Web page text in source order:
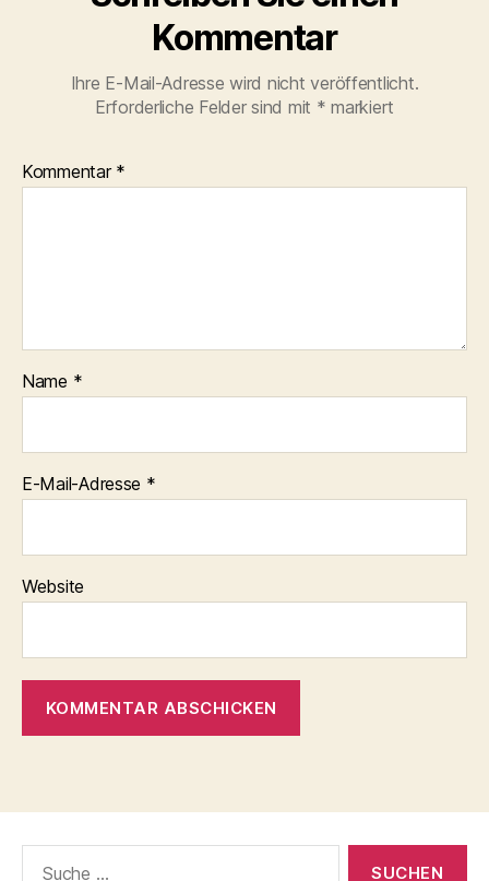
Kommentar
Ihre E-Mail-Adresse wird nicht veröffentlicht.
Erforderliche Felder sind mit * markiert
Kommentar *
Name *
E-Mail-Adresse *
Website